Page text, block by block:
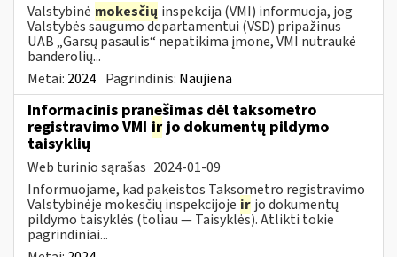
Valstybinė mokesčių inspekcija (VMI) informuoja, jog
Valstybės saugumo departamentui (VSD) pripažinus
UAB „Garsų pasaulis“ nepatikima įmone, VMI nutraukė
banderolių...
Metai: 2024 Pagrindinis: Naujiena
Informacinis pranešimas dėl taksometro
registravimo VMI irjo dokumentų pildymo
taisyklių
Web turinio sąrašas 2024-01-09
Informuojame, kad pakeistos Taksometro registravimo
Valstybinėje mokesčių inspekcijoje ir jo dokumentų
pildymo taisyklės (toliau — Taisyklės). Atlikti tokie
pagrindiniai...